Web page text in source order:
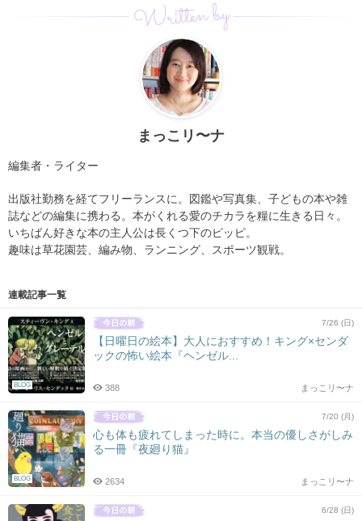
Written by
まっこリ〜ナ
編集者・ライター
出版社勤務を経てフリーランスに。図鑑や写真集、子どもの本や雑
誌などの編集に携わる。本がくれる愛のチカラを糧に生きる日々。
いちばん好きな本の主人公は長くつ下のピッピ。
趣味は草花園芸、編み物、ランニング、スポーツ観戦。
連載記事一覧
BLOG
7/26 (日)
【日曜日の絵本】大人におすすめ！キング×センダ
ックの怖い絵本『ヘンゼル...
まっこリ〜ナ
388
BLOG
7/20 (月)
心も体も疲れてしまった時に。本当の優しさがしみ
る一冊『夜廻り猫』
まっこリ〜ナ
2634
6/28 (日)